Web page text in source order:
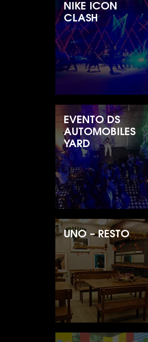
NIKE ICON
CLASH
EVENTO DS
AUTOMOBILES
YARD
UNO – RESTO